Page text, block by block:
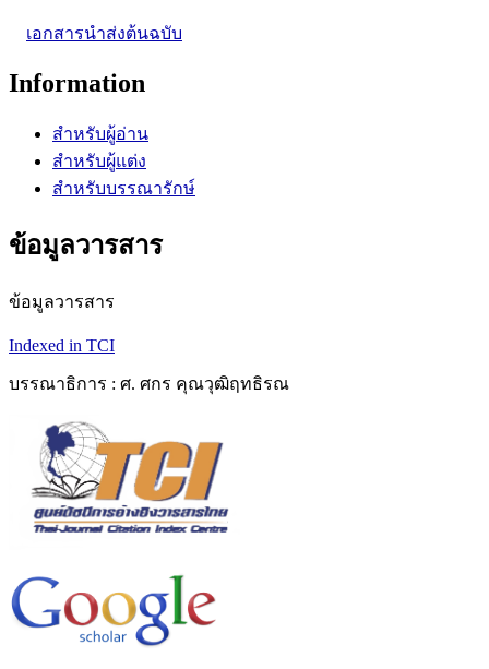
เอกสารนำส่งต้นฉบับ
Information
สำหรับผู้อ่าน
สำหรับผู้แต่ง
สำหรับบรรณารักษ์
ข้อมูลวารสาร
ข้อมูลวารสาร
Indexed in TCI
บรรณาธิการ : ศ. ศกร คุณวุฒิฤทธิรณ